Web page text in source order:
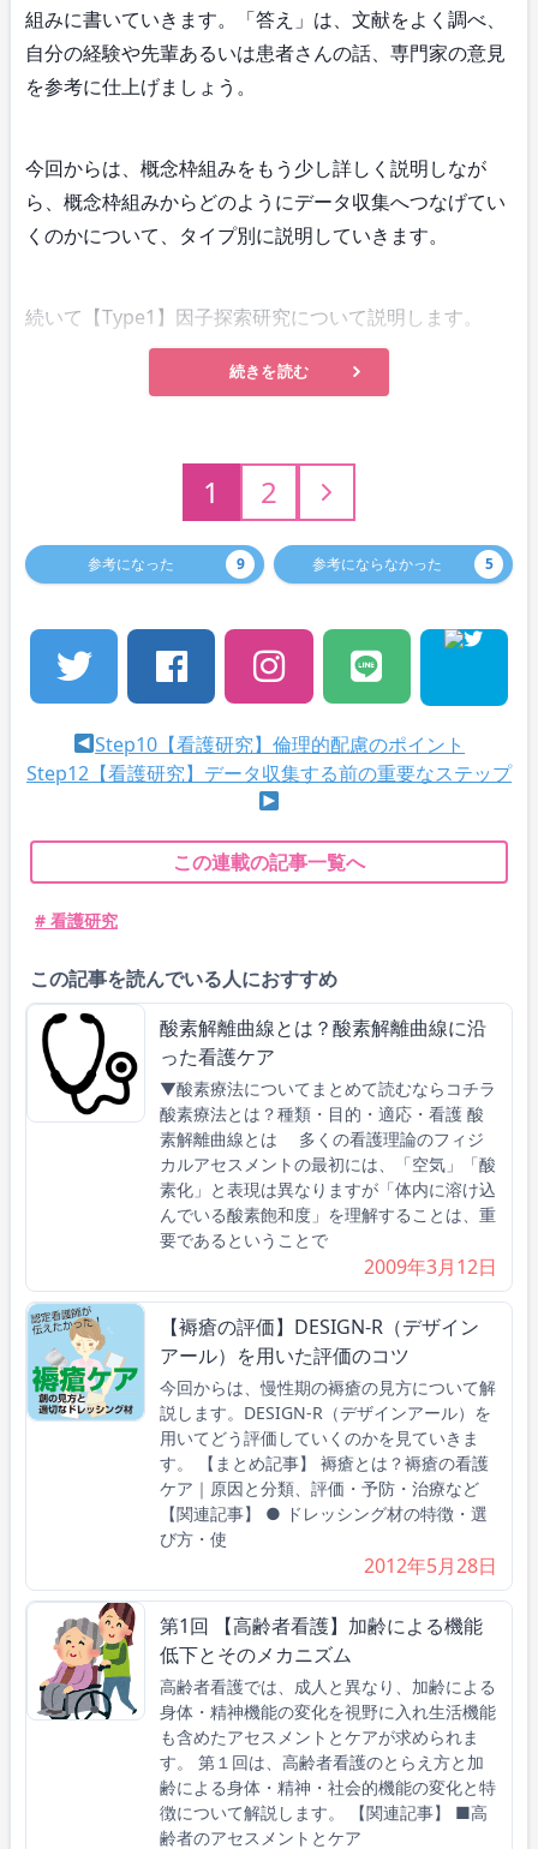
組みに書いていきます。「答え」は、文献をよく調べ、
自分の経験や先輩あるいは患者さんの話、専門家の意見
を参考に仕上げましょう。
今回からは、概念枠組みをもう少し詳しく説明しなが
ら、概念枠組みからどのようにデータ収集へつなげてい
くのかについて、タイプ別に説明していきます。
続いて【Type1】因子探索研究について説明します。
続きを読む
1 2
参考になった 9 参考にならなかった 5
Step10【看護研究】倫理的配慮のポイント
Step12【看護研究】データ収集する前の重要なステップ
この連載の記事一覧へ
# 看護研究
この記事を読んでいる人におすすめ
酸素解離曲線とは？酸素解離曲線に沿
った看護ケア
▼酸素療法についてまとめて読むならコチラ
酸素療法とは？種類・目的・適応・看護 酸
素解離曲線とは 多くの看護理論のフィジ
カルアセスメントの最初には、「空気」「酸
素化」と表現は異なりますが「体内に溶け込
んでいる酸素飽和度」を理解することは、重
要であるということで
2009年3月12日
【褥瘡の評価】DESIGN-R（デザイン
アール）を用いた評価のコツ
今回からは、慢性期の褥瘡の見方について解
説します。DESIGN-R（デザインアール）を
用いてどう評価していくのかを見ていきま
す。 【まとめ記事】 褥瘡とは？褥瘡の看護
ケア｜原因と分類、評価・予防・治療など
【関連記事】 ● ドレッシング材の特徴・選
び方・使
2012年5月28日
第1回 【高齢者看護】加齢による機能
低下とそのメカニズム
高齢者看護では、成人と異なり、加齢による
身体・精神機能の変化を視野に入れ生活機能
も含めたアセスメントとケアが求められま
す。 第１回は、高齢者看護のとらえ方と加
齢による身体・精神・社会的機能の変化と特
徴について解説します。 【関連記事】 ■高
齢者のアセスメントとケア